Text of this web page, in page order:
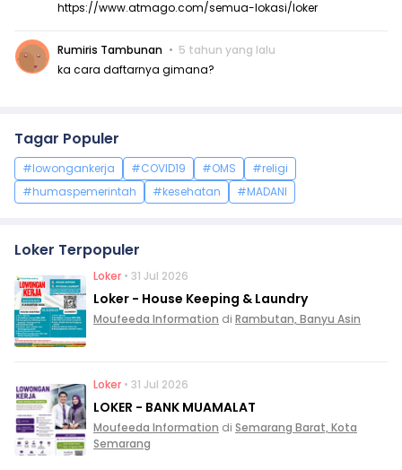
https://www.atmago.com/semua-lokasi/loker
Rumiris Tambunan
5 tahun yang lalu
ka cara daftarnya gimana?
Tagar Populer
#lowongankerja #COVID19 #OMS
#religi
#humaspemerintah
#kesehatan #MADANI
Loker Terpopuler
Loker • 31 Jul 2026
Loker - House Keeping & Laundry
Moufeeda Information di Rambutan, Banyu Asin
Loker • 31 Jul 2026
LOKER - BANK MUAMALAT
Moufeeda Information di Semarang Barat, Kota
Semarang